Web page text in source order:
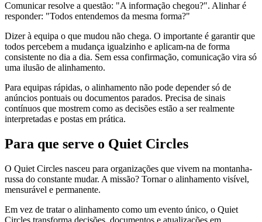
Comunicar resolve a questão: "A informação chegou?". Alinhar é
responder: "Todos entendemos da mesma forma?"
Dizer à equipa o que mudou não chega. O importante é garantir que
todos percebem a mudança igualzinho e aplicam-na de forma
consistente no dia a dia. Sem essa confirmação, comunicação vira só
uma ilusão de alinhamento.
Para equipas rápidas, o alinhamento não pode depender só de
anúncios pontuais ou documentos parados. Precisa de sinais
contínuos que mostrem como as decisões estão a ser realmente
interpretadas e postas em prática.
Para que serve o Quiet Circles
O Quiet Circles nasceu para organizações que vivem na montanha-
russa do constante mudar. A missão? Tornar o alinhamento visível,
mensurável e permanente.
Em vez de tratar o alinhamento como um evento único, o Quiet
Circles transforma decisões, documentos e atualizações em